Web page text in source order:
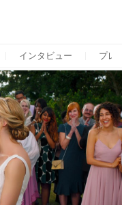
インタビュー プレ